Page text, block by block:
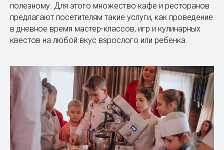
полезному. Для этого множество кафе и ресторанов
предлагают посетителям такие услуги, как проведение
в дневное время мастер-классов, игр и кулинарных
квестов на любой вкус взрослого или ребенка.